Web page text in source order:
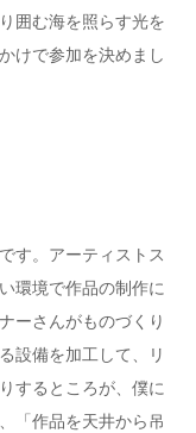
囲む海を照らす光を
けで参加を決めまし
す。アーティストス
環境で作品の制作に
ーさんがものづくり
設備を加工して、リ
するところが、僕に
「作品を天井から吊